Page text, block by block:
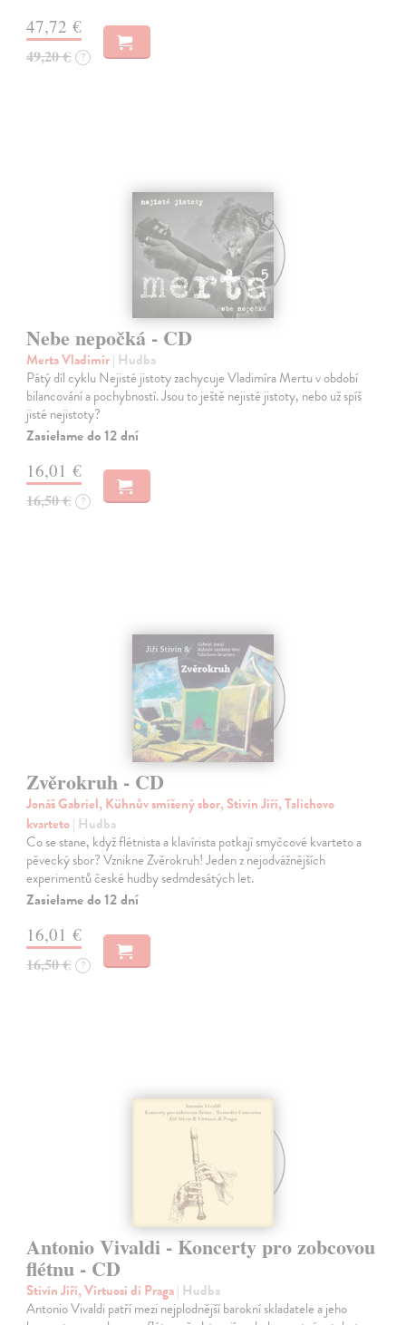
47,72 €
49,20 € ?
Nebe nepočká - CD
Merta Vladimír| Hudba
Pátý díl cyklu Nejisté jistoty zachycuje Vladimíra Mertu v období
bilancování a pochybností. Jsou to ještě nejisté jistoty, nebo už spíš
jisté nejistoty?
Zasielame do 12 dní
16,01 €
16,50 € ?
Zvěrokruh - CD
Jonáš Gabriel, Kühnův smíšený sbor, Stivín Jiří, Talichovo
kvarteto| Hudba
Co se stane, když flétnista a klavírista potkají smyčcové kvarteto a
pěvecký sbor? Vznikne Zvěrokruh! Jeden z nejodvážnějších
experimentů české hudby sedmdesátých let.
Zasielame do 12 dní
16,01 €
16,50 € ?
Antonio Vivaldi - Koncerty pro zobcovou
flétnu - CD
Stivín Jiří, Virtuosi di Praga| Hudba
Antonio Vivaldi patří mezi nejplodnější barokní skladatele a jeho